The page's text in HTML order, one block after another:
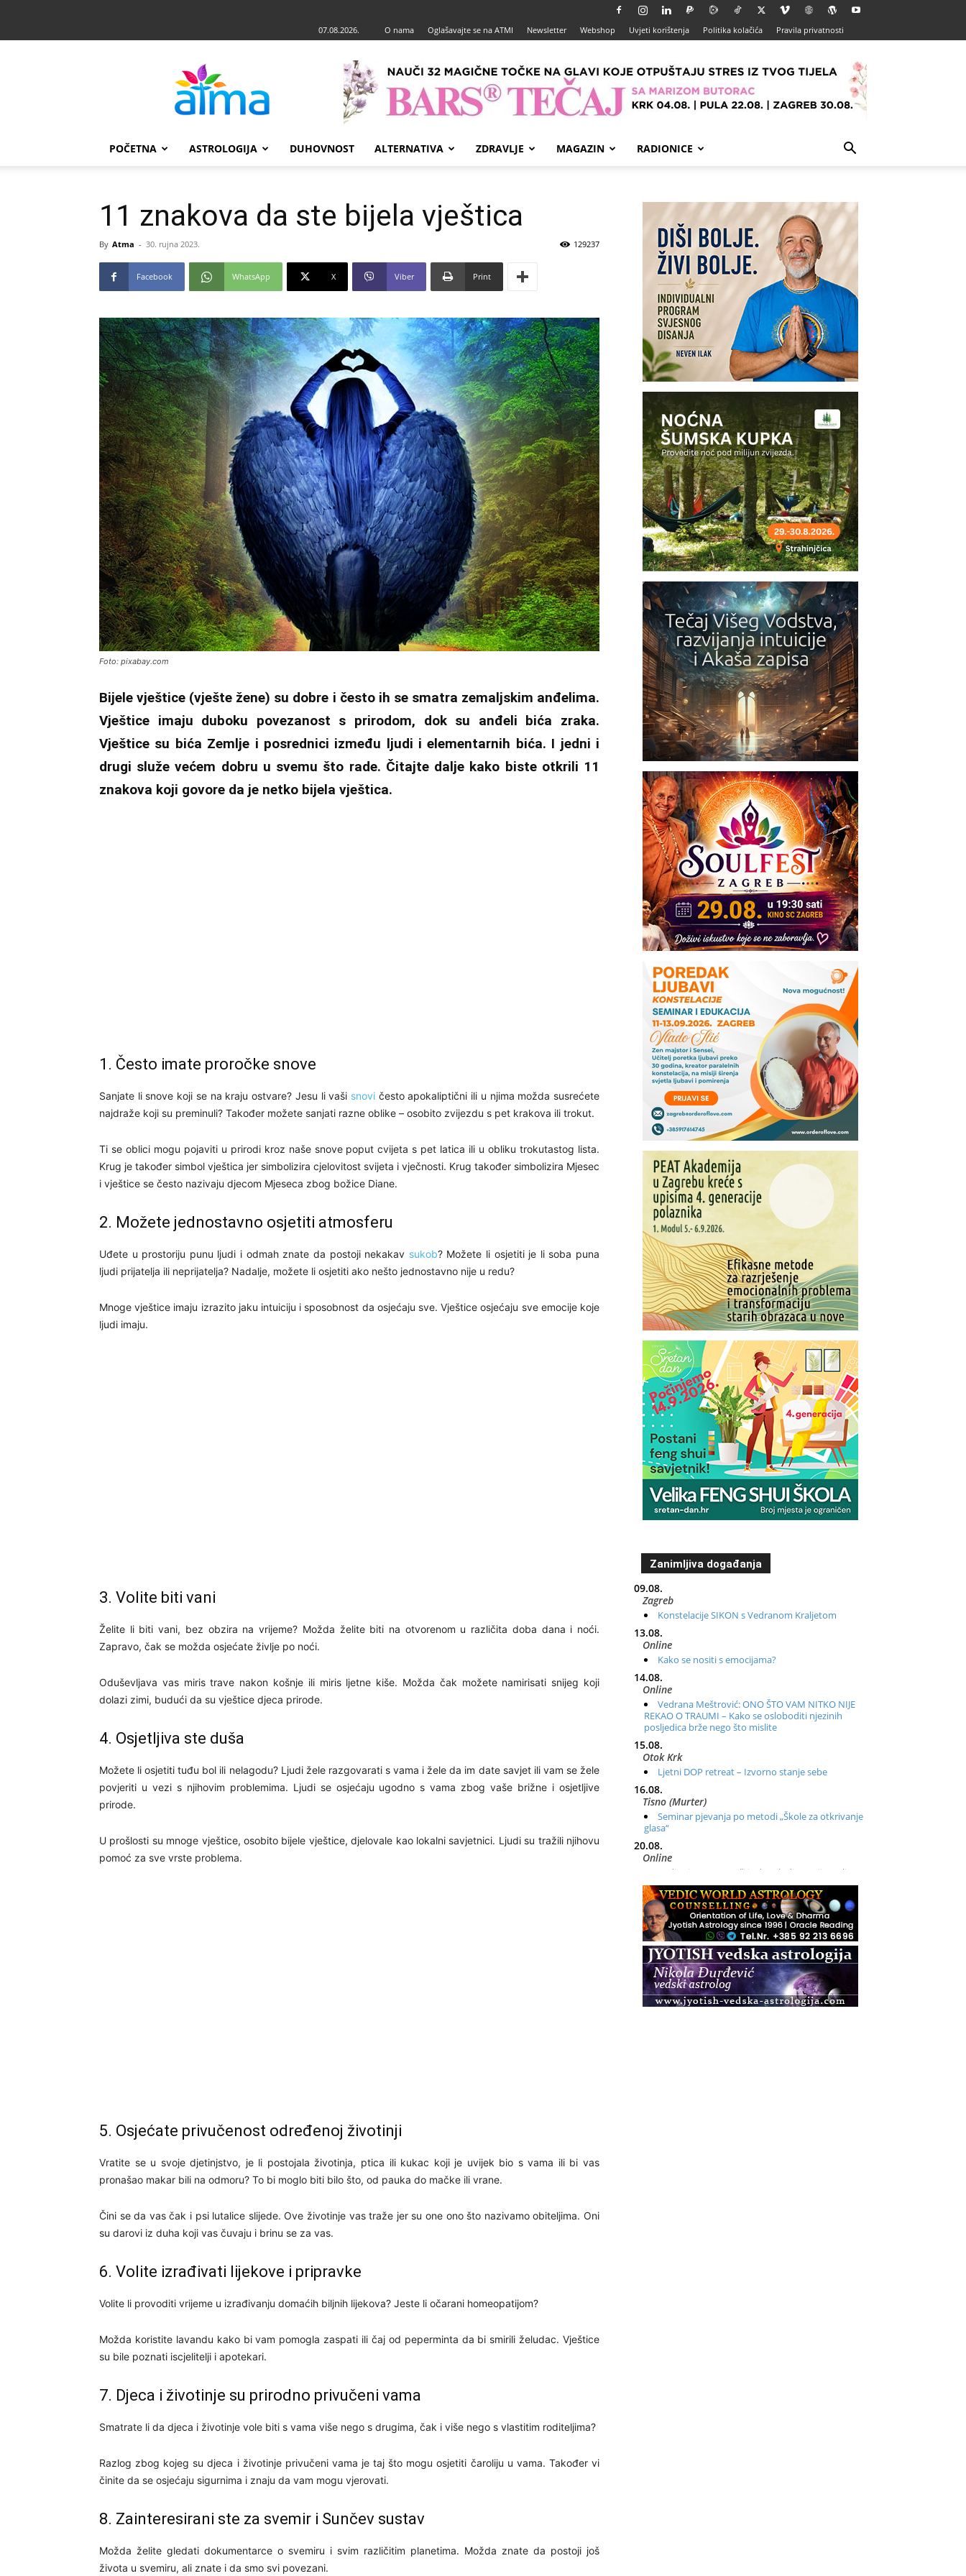
07.08.2026. O nama Oglašavajte se na ATMI Newsletter Webshop Uvjeti korištenja Politika kolačića Pravila privatnosti
POČETNA ASTROLOGIJA DUHOVNOST ALTERNATIVA ZDRAVLJE MAGAZIN RADIONICE
11 znakova da ste bijela vještica
By Atma - 30. rujna 2023. 129237
Facebook WhatsApp X Viber Print
Foto: pixabay.com
Bijele vještice (vješte žene) su dobre i često ih se smatra zemaljskim anđelima.
Vještice imaju duboku povezanost s prirodom, dok su anđeli bića zraka.
Vještice su bića Zemlje i posrednici između ljudi i elementarnih bića. I jedni i
drugi služe većem dobru u svemu što rade. Čitajte dalje kako biste otkrili 11
znakova koji govore da je netko bijela vještica.
1. Često imate proročke snove
Sanjate li snove koji se na kraju ostvare? Jesu li vaši snovičesto apokaliptični ili u njima možda susrećete
najdraže koji su preminuli? Također možete sanjati razne oblike – osobito zvijezdu s pet krakova ili trokut.
Ti se oblici mogu pojaviti u prirodi kroz naše snove poput cvijeta s pet latica ili u obliku trokutastog lista.
Krug je također simbol vještica jer simbolizira cjelovitost svijeta i vječnosti. Krug također simbolizira Mjesec
i vještice se često nazivaju djecom Mjeseca zbog božice Diane.
2. Možete jednostavno osjetiti atmosferu
Uđete u prostoriju punu ljudi i odmah znate da postoji nekakav sukob? Možete li osjetiti je li soba puna
ljudi prijatelja ili neprijatelja? Nadalje, možete li osjetiti ako nešto jednostavno nije u redu?
Mnoge vještice imaju izrazito jaku intuiciju i sposobnost da osjećaju sve. Vještice osjećaju sve emocije koje
ljudi imaju.
3. Volite biti vani
Želite li biti vani, bez obzira na vrijeme? Možda želite biti na otvorenom u različita doba dana i noći.
Zapravo, čak se možda osjećate življe po noći.
Oduševljava vas miris trave nakon košnje ili miris ljetne kiše. Možda čak možete namirisati snijeg koji
dolazi zimi, budući da su vještice djeca prirode.
4. Osjetljiva ste duša
Možete li osjetiti tuđu bol ili nelagodu? Ljudi žele razgovarati s vama i žele da im date savjet ili vam se žele
povjeriti u vezi s njihovim problemima. Ljudi se osjećaju ugodno s vama zbog vaše brižne i osjetljive
prirode.
U prošlosti su mnoge vještice, osobito bijele vještice, djelovale kao lokalni savjetnici. Ljudi su tražili njihovu
pomoć za sve vrste problema.
5. Osjećate privučenost određenoj životinji
Vratite se u svoje djetinjstvo, je li postojala životinja, ptica ili kukac koji je uvijek bio s vama ili bi vas
pronašao makar bili na odmoru? To bi moglo biti bilo što, od pauka do mačke ili vrane.
Čini se da vas čak i psi lutalice slijede. Ove životinje vas traže jer su one ono što nazivamo obiteljima. Oni
su darovi iz duha koji vas čuvaju i brinu se za vas.
6. Volite izrađivati lijekove i pripravke
Volite li provoditi vrijeme u izrađivanju domaćih biljnih lijekova? Jeste li očarani homeopatijom?
Možda koristite lavandu kako bi vam pomogla zaspati ili čaj od peperminta da bi smirili želudac. Vještice
su bile poznati iscjelitelji i apotekari.
7. Djeca i životinje su prirodno privučeni vama
Smatrate li da djeca i životinje vole biti s vama više nego s drugima, čak i više nego s vlastitim roditeljima?
Razlog zbog kojeg su djeca i životinje privučeni vama je taj što mogu osjetiti čaroliju u vama. Također vi
činite da se osjećaju sigurnima i znaju da vam mogu vjerovati.
8. Zainteresirani ste za svemir i Sunčev sustav
Možda želite gledati dokumentarce o svemiru i svim različitim planetima. Možda znate da postoji još
života u svemiru, ali znate i da smo svi povezani.
Zanimljiva događanja
09.08.
Zagreb
Konstelacije SIKON s Vedranom Kraljetom
13.08.
Online
Kako se nositi s emocijama?
14.08.
Online
Vedrana Meštrović: ONO ŠTO VAM NITKO NIJE
REKAO O TRAUMI – Kako se osloboditi njezinih
posljedica brže nego što mislite
15.08.
Otok Krk
Ljetni DOP retreat – Izvorno stanje sebe
16.08.
Tisno (Murter)
Seminar pjevanja po metodi „Škole za otkrivanje
glasa“
20.08.
Online
Radionica: Pomagači iz drugih dimenzija Online –
otvoreno za sve
21.08.
Zagreb+Online
Osnovni ThetaHealing® tečaj, Zagreb i Online
22.08.
Pula
Access BARS®, otpusti stres
23.08.
Pula